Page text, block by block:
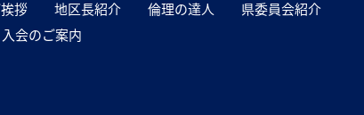
拶 地区長紹介 倫理の達人
県委員会紹介
入会のご案内